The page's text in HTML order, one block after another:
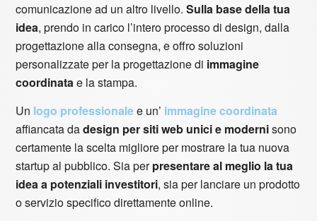
comunicazione ad un altro livello.Sulla base della tua
idea, prendo in carico l’intero processo di design, dalla
progettazione alla consegna, e offro soluzioni
personalizzate per la progettazione di immagine
coordinatae la stampa.
Un logo professionalee un’ immagine coordinata
affiancata dadesign per siti web unici e modernisono
certamente la scelta migliore per mostrare la tua nuova
startup al pubblico. Sia perpresentare al meglio la tua
idea a potenziali investitori, sia per lanciare un prodotto
o servizio specifico direttamente online.